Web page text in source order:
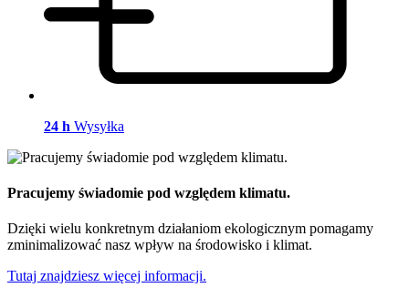
24 h Wysyłka
Pracujemy świadomie pod względem klimatu.
Dzięki wielu konkretnym działaniom ekologicznym pomagamy
zminimalizować nasz wpływ na środowisko i klimat.
Tutaj znajdziesz więcej informacji.